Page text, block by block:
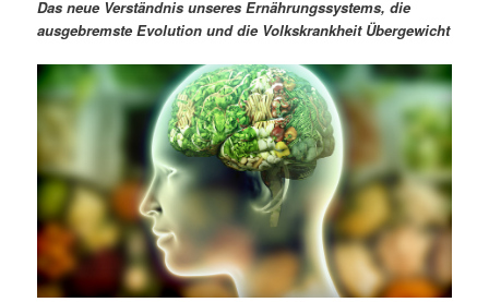
r
n
I
n
d
r
e
n
n
a
i
g
i
o
n
Das neue Verständnis unseres Ernährungssystems, die
ausgebremste Evolution und die Volkskrankheit Übergewicht